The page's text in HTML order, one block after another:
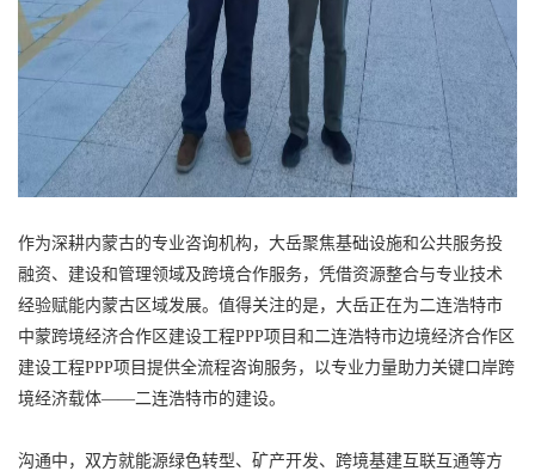
作为深耕内蒙古的专业咨询机构，大岳聚焦基础设施和公共服务投
融资、建设和管理领域及跨境合作服务，凭借资源整合与专业技术
经验赋能内蒙古区域发展。值得关注的是，大岳正在为二连浩特市
中蒙跨境经济合作区建设工程PPP项目和二连浩特市边境经济合作区
建设工程PPP项目提供全流程咨询服务，以专业力量助力关键口岸跨
境经济载体——二连浩特市的建设。
沟通中，双方就能源绿色转型、矿产开发、跨境基建互联互通等方